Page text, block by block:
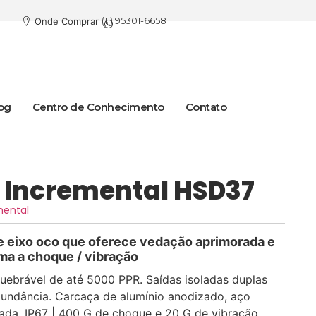
Onde Comprar (11) 95301-6658
Centro de Conhecimento Contato
HSD37
eixo oco que oferece vedação aprimorada e
a choque / vibração
de até 5000 PPR. Saídas isoladas duplas
Carcaça de alumí­nio anodizado, aço